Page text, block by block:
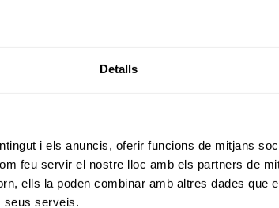
Detalls
i els anuncis, oferir funcions de mitjans
feu servir el nostre lloc amb els partners de
ells la poden combinar amb altres dades que
seus serveis.
Sponsors & Partners oficials